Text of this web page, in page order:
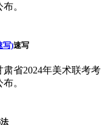
。
写)速写
省2024年美术联考考
。